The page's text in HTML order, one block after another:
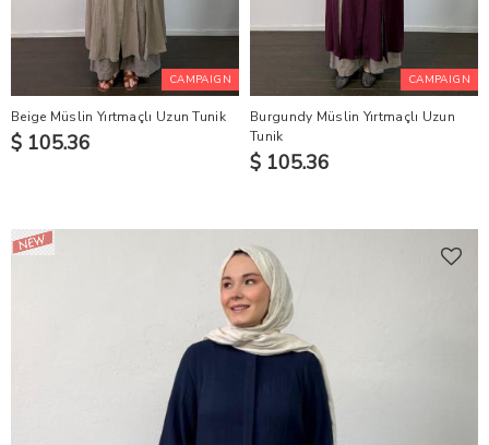
CAMPAIGN
Beige Müslin Yırtmaçlı Uzun Tunik
$ 105.36
CAMPAIGN
Burgundy Müslin Yırtmaçlı Uzun
Tunik
$ 105.36